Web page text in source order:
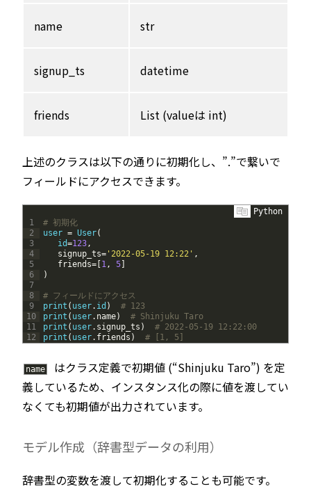
name str
signup_ts datetime
friends List (valueは int)
上述のクラスは以下の通りに初期化し、”.”で繋いで
フィールドにアクセスできます。
Python
1
2
3
4
5
6
7
8
9
10
11
12
# 初期化
user = User(
id=123,
signup_ts= '2022-05-19 12:22' ,
friends= 1, 5
)
# フィールドにアクセス
print ( user. id )
# 123
print ( user. name)
# Shinjuku Taro
print ( user. signup_ts )
# 2022-05-19 12:22:00
print ( user. friends ) # [1, 5]
name
はクラス定義で初期値 (“Shinjuku Taro”) を定
義しているため、インスタンス化の際に値を渡してい
なくても初期値が出力されています。
モデル作成（辞書型データの利用）
辞書型の変数を渡して初期化することも可能です。